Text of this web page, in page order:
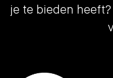
Woonoppervlakte
je te bieden